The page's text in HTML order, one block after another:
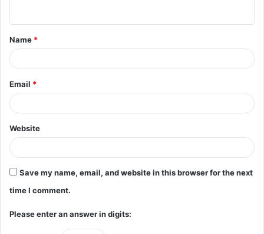
t
*
Name *
Email *
Website
Save my name, email, and website in this browser for the next
time I comment.
Please enter an answer in digits: